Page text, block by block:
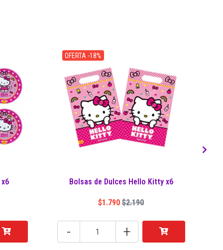
OFERTA -18%
Bolsas de Dulces Hello Kitty x6
$1.790 $2.190
- +